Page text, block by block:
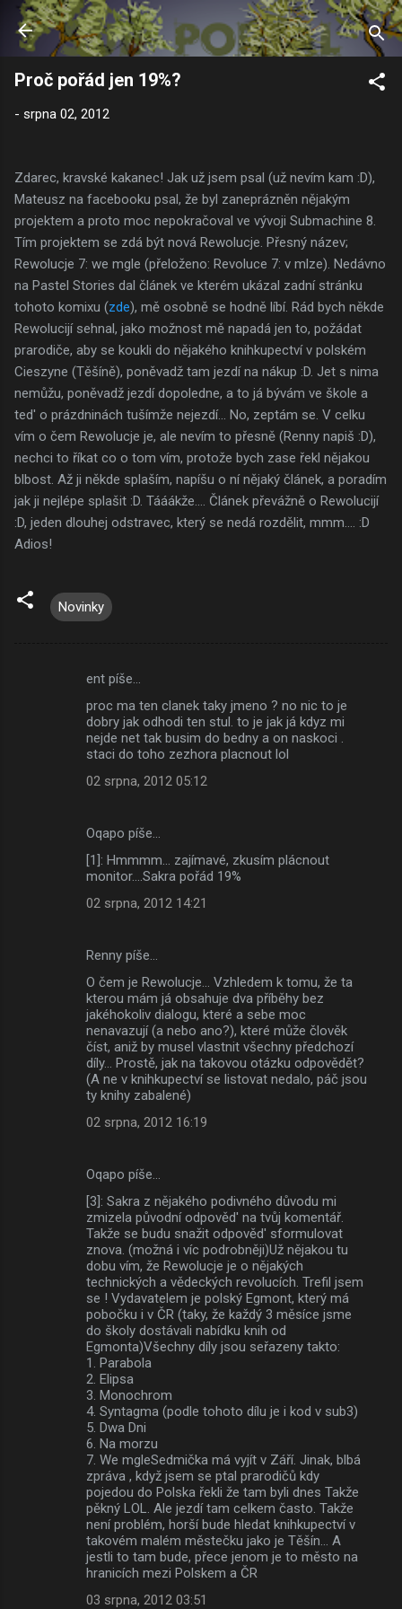
Přeskočit na hlavní obsah
Proč pořád jen 19%?
- srpna 02, 2012
Zdarec, kravské kakanec! Jak už jsem psal (už nevím kam :D),
Mateusz na facebooku psal, že byl zaneprázněn nějakým
projektem a proto moc nepokračoval ve vývoji Submachine 8.
Tím projektem se zdá být nová Rewolucje. Přesný název;
Rewolucje 7: we mgle (přeloženo: Revoluce 7: v mlze). Nedávno
na Pastel Stories dal článek ve kterém ukázal zadní stránku
tohoto komixu (zde), mě osobně se hodně líbí. Rád bych někde
Rewolucijí sehnal, jako možnost mě napadá jen to, požádat
prarodiče, aby se koukli do nějakého knihkupectví v polském
Cieszyne (Těšíně), poněvadž tam jezdí na nákup :D. Jet s nima
nemůžu, poněvadž jezdí dopoledne, a to já bývám ve škole a
ted' o prázdninách tušímže nejezdí... No, zeptám se. V celku
vím o čem Rewolucje je, ale nevím to přesně (Renny napiš :D),
nechci to říkat co o tom vím, protože bych zase řekl nějakou
blbost. Až ji někde splaším, napíšu o ní nějaký článek, a poradím
jak ji nejlépe splašit :D. Tááákže.... Článek převážně o Rewolucijí
:D, jeden dlouhej odstravec, který se nedá rozdělit, mmm.... :D
Adios!
Novinky
ent píše…
proc ma ten clanek taky jmeno ? no nic to je
dobry jak odhodi ten stul. to je jak já kdyz mi
nejde net tak busim do bedny a on naskoci .
staci do toho zezhora placnout lol
02 srpna, 2012 05:12
Oqapo píše…
[1]: Hmmmm... zajímavé, zkusím plácnout
monitor....Sakra pořád 19%
02 srpna, 2012 14:21
Renny píše…
O čem je Rewolucje... Vzhledem k tomu, že ta
kterou mám já obsahuje dva příběhy bez
jakéhokoliv dialogu, které a sebe moc
nenavazují (a nebo ano?), které může člověk
číst, aniž by musel vlastnit všechny předchozí
díly... Prostě, jak na takovou otázku odpovědět?
(A ne v knihkupectví se listovat nedalo, páč jsou
ty knihy zabalené)
02 srpna, 2012 16:19
Oqapo píše…
[3]: Sakra z nějakého podivného důvodu mi
zmizela původní odpověd' na tvůj komentář.
Takže se budu snažit odpověd' sformulovat
znova. (možná i víc podrobněji)Už nějakou tu
dobu vím, že Rewolucje je o nějakých
technických a vědeckých revolucích. Trefil jsem
se ! Vydavatelem je polský Egmont, který má
pobočku i v ČR (taky, že každý 3 měsíce jsme
do školy dostávali nabídku knih od
Egmonta)Všechny díly jsou seřazeny takto:
1. Parabola
2. Elipsa
3. Monochrom
4. Syntagma (podle tohoto dílu je i kod v sub3)
5. Dwa Dni
6. Na morzu
7. We mgleSedmička má vyjít v Září. Jinak, blbá
zpráva , když jsem se ptal prarodičů kdy
pojedou do Polska řekli že tam byli dnes Takže
pěkný LOL. Ale jezdí tam celkem často. Takže
není problém, horší bude hledat knihkupectví v
takovém malém městečku jako je Těšín... A
jestli to tam bude, přece jenom je to město na
hranicích mezi Polskem a ČR
03 srpna, 2012 03:51